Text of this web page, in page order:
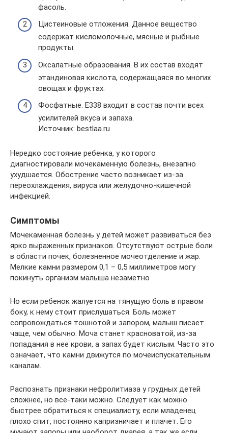
фасоль.
Цистеиновые отложения. Данное вещество
содержат кисломолочные, мясные и рыбные
продукты.
Оксалатные образования. В их состав входят
этандиновая кислота, содержащаяся во многих
овощах и фруктах.
Фосфатные. E338 входит в состав почти всех
усилителей вкуса и запаха.
Источник: bestlaa.ru
Нередко состояние ребенка, у которого
диагностировали мочекаменную болезнь, внезапно
ухудшается. Обострение часто возникает из-за
переохлаждения, вируса или желудочно-кишечной
инфекцией.
Симптомы
Мочекаменная болезнь у детей может развиваться без
ярко выраженных признаков. Отсутствуют острые боли
в области почек, болезненное мочеотделение и жар.
Мелкие камни размером 0,1 – 0,5 миллиметров могу
покинуть организм малыша незаметно
Но если ребенок жалуется на тянущую боль в правом
боку, к нему стоит прислушаться. Боль может
сопровождаться тошнотой и запором, малыш писает
чаще, чем обычно. Моча станет красноватой, из-за
попадания в нее крови, а запах будет кислым. Часто это
означает, что камни движутся по мочеиспускательным
каналам.
Распознать признаки нефролитиаза у грудных детей
сложнее, но все-таки можно. Следует как можно
быстрее обратиться к специалисту, если младенец
плохо спит, постоянно капризничает и плачет. Его